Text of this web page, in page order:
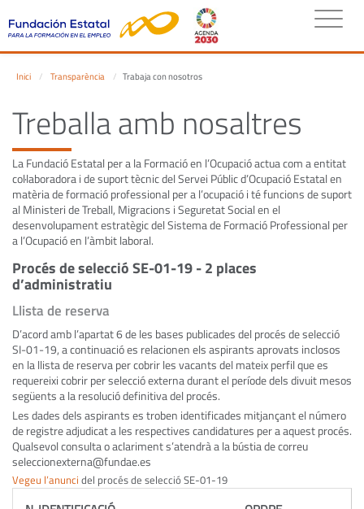
Inici Transparència Trabaja con nosotros
Treballa amb nosaltres
La Fundació Estatal per a la Formació en l’Ocupació actua com a entitat
col·laboradora i de suport tècnic del Servei Públic d’Ocupació Estatal en
matèria de formació professional per a l’ocupació i té funcions de suport
al Ministeri de Treball, Migracions i Seguretat Social en el
desenvolupament estratègic del Sistema de Formació Professional per
a l’Ocupació en l’àmbit laboral.
Procés de selecció SE-01-19 - 2 places
d’administratiu
Llista de reserva
D’acord amb l’apartat 6 de les bases publicades del procés de selecció
SI-01-19, a continuació es relacionen els aspirants aprovats inclosos
en la llista de reserva per cobrir les vacants del mateix perfil que es
requereixi cobrir per selecció externa durant el període dels divuit mesos
següents a la resolució definitiva del procés.
Les dades dels aspirants es troben identificades mitjançant el número
de registre adjudicat a les respectives candidatures per a aquest procés.
Qualsevol consulta o aclariment s’atendrà a la bústia de correu
seleccionexterna@fundae.es
Vegeu l’anunci del procés de selecció SE-01-19